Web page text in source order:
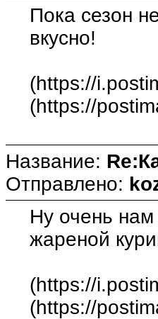
Пока сезон
вкусно!
(https://
(https://
Название:
Отправлено:
Ну очень
жареной
(https://
(https://